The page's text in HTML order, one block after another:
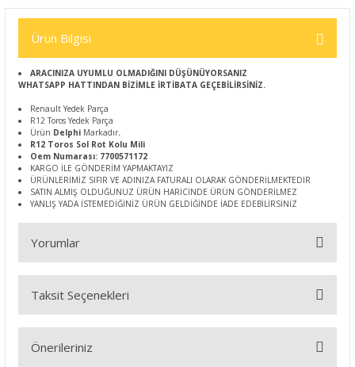
Ürün Bilgisi
ARACINIZA UYUMLU OLMADIĞINI DÜŞÜNÜYORSANIZ
WHATSAPP HATTINDAN BİZİMLE İRTİBATA GEÇEBİLİRSİNİZ.
Renault Yedek Parça
R12 Toros Yedek Parça
Ürün Delphi Markadır.
R12 Toros Sol Rot Kolu Mili
Oem Numarası: 7700571172
KARGO İLE GÖNDERİM YAPMAKTAYIZ
ÜRÜNLERİMİZ SIFIR VE ADINIZA FATURALI OLARAK GÖNDERİLMEKTEDİR
SATIN ALMIŞ OLDUĞUNUZ ÜRÜN HARİCİNDE ÜRÜN GÖNDERİLMEZ
YANLIŞ YADA İSTEMEDİĞİNİZ ÜRÜN GELDİĞİNDE İADE EDEBİLİRSİNİZ
Yorumlar
Bu ürüne ilk yorumu siz yapın!
Taksit Seçenekleri
Önerileriniz